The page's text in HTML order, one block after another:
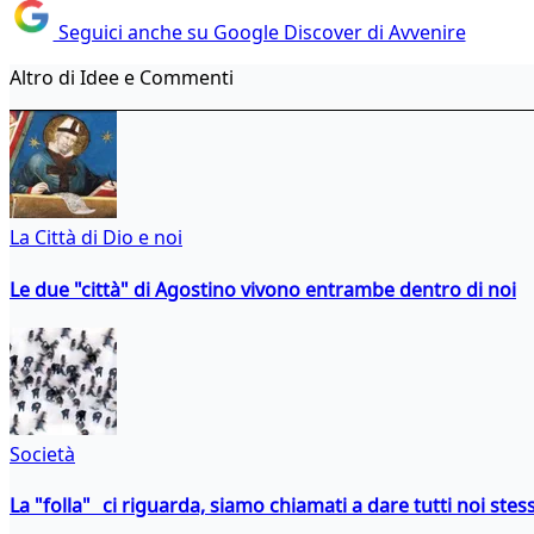
Seguici anche su Google Discover di Avvenire
Altro di Idee e Commenti
La Città di Dio e noi
Le due "città" di Agostino vivono entrambe dentro di noi
Società
La "folla" ci riguarda, siamo chiamati a dare tutti noi